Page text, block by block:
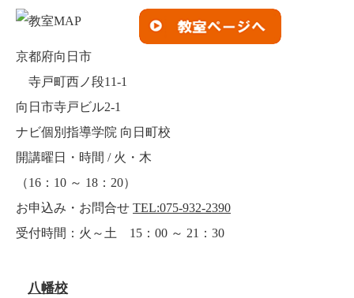
京都府向日市
寺戸町西ノ段11-1
向日市寺戸ビル2-1
ナビ個別指導学院 向日町校
開講曜日・時間 / 火・木
（16：10 ～ 18：20）
お申込み・お問合せ TEL:075-932-2390
受付時間：火～土 15：00 ～ 21：30
八幡校